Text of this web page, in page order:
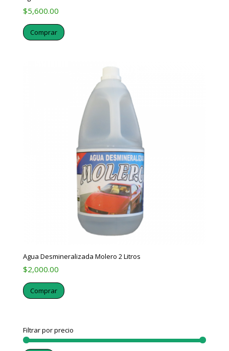
$5,600.00
Comprar
Agua Desmineralizada Molero 2 Litros
$2,000.00
Comprar
Filtrar por precio